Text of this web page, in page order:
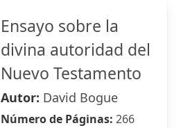
Ensayo sobre la
divina autoridad del
Nuevo Testamento
Autor: David Bogue
Número de Páginas: 266